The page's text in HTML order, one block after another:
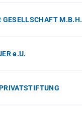
GESELLSCHAFT M.B.H.
e.U.